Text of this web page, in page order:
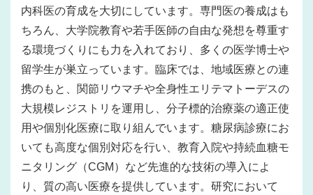
内科医の育成を大切にしています。専門医の養成はも
ちろん、大学院教育や若手医師の自由な発想を尊重す
る環境づくりにも力を入れており、多くの医学博士や
留学生が巣立っています。臨床では、地域医療との連
携のもと、関節リウマチや全身性エリテマトーデスの
大規模レジストリを運用し、分子標的治療薬の適正使
用や個別化医療に取り組んでいます。糖尿病診療にお
いても高度な個別対応を行い、教育入院や持続血糖モ
ニタリング（CGM）など先進的な技術の導入によ
り、質の高い医療を提供しています。研究において